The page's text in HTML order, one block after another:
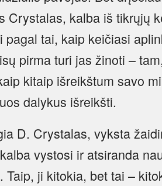
Crystalas, kalba iš tikrųjų
pagal tai, kaip keičiasi
pirma turi jas žinoti –
kitaip išreikštum savo
dalykus išreikšti.
D. Crystalas, vyksta
vystosi ir atsiranda
Taip, ji kitokia, bet tai –